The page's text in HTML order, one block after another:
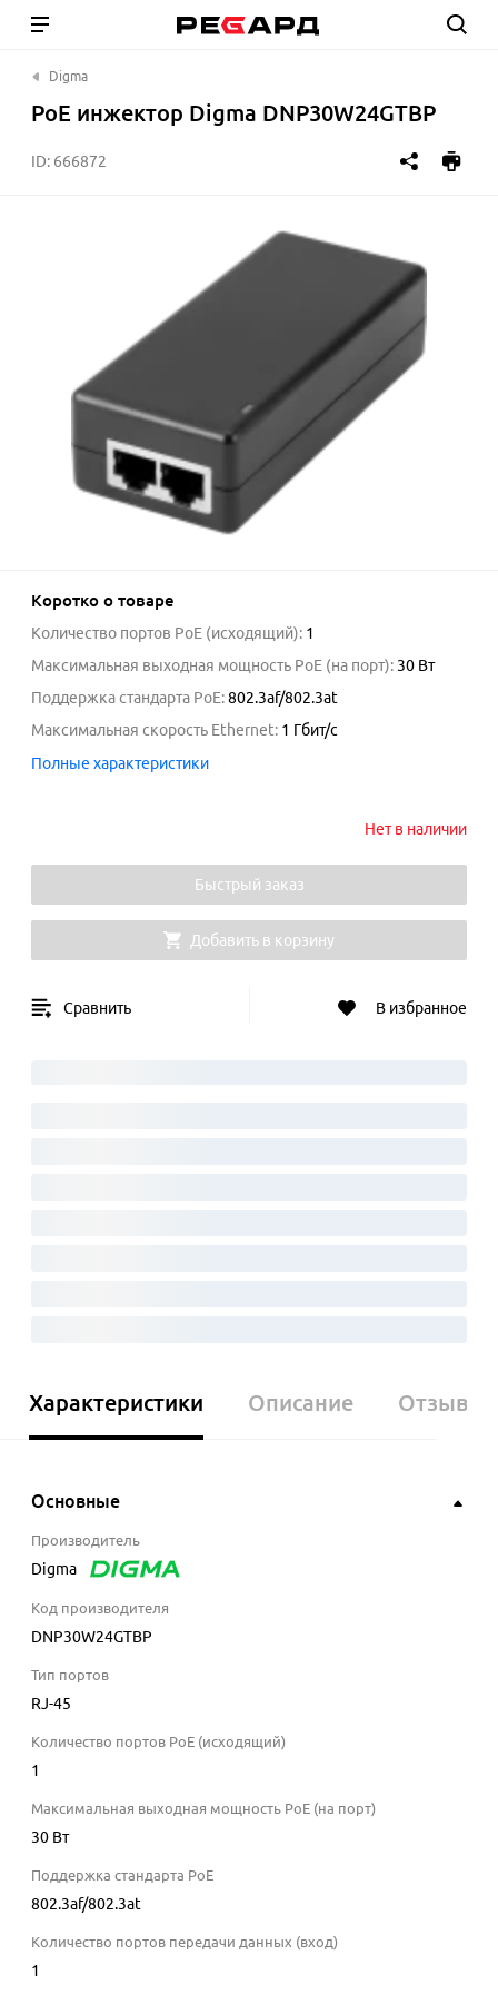
Digma
PoE инжектор Digma DNP30W24GTBP
ID: 666872
Коротко о товаре
Количество портов PoE (исходящий): 1
Максимальная выходная мощность PoE (на порт): 30 Вт
Поддержка стандарта PoE:802.3af/802.3at
Максимальная скорость Ethernet: 1 Гбит/с
Полные характеристики
Нет в наличии
Быстрый заказ
Добавить в корзину
Сравнить В избранное
Характеристики Описание Отзывы
Основные
Производитель
Digma
Код производителя
DNP30W24GTBP
Тип портов
RJ-45
Количество портов PoE (исходящий)
1
Максимальная выходная мощность PoE (на порт)
30 Вт
Поддержка стандарта PoE
802.3af/802.3at
Количество портов передачи данных (вход)
1